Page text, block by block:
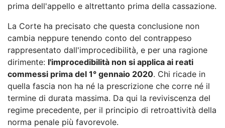
prima dell'appello e altrettanto prima della cassazione.
La Corte ha precisato che questa conclusione non
cambia neppure tenendo conto del contrappeso
rappresentato dall'improcedibilità, e per una ragione
dirimente: l'improcedibilità non si applica ai reati
commessi prima del 1° gennaio 2020. Chi ricade in
quella fascia non ha né la prescrizione che corre né il
termine di durata massima. Da qui la reviviscenza del
regime precedente, per il principio di retroattività della
norma penale più favorevole.